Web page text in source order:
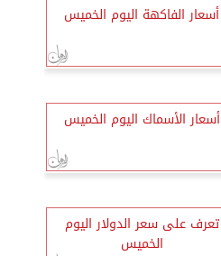
أسعار الفاكهة اليوم الخميس
أسعار الأسماك اليوم الخميس
تعرف على سعر الدولار اليوم
الخميس